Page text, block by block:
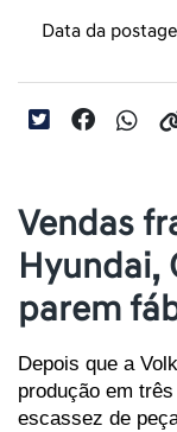
Data da
Vendas
Hyundai,
parem
Depois que a
produção em
escassez de